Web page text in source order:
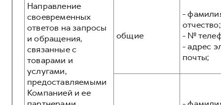
Направление
своевременных
ответов на запросы
и обращения,
связанные с
товарами и
услугами,
предоставляемыми
Компанией и ее
общие
-
отчество;
- №
- адрес
почты;